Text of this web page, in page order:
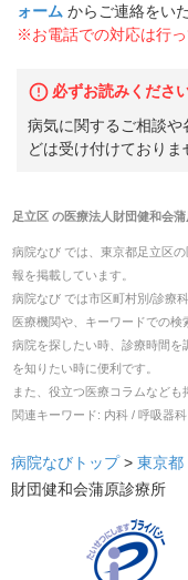
ォーム からご連絡をい
※お電話での対応は行
必ずお読みくださ
病気に関するご相談
どは受け付けておりま
足立区の医療法人財団健和会
病院なび では、 東京都足立区の
報を掲載しています。
病院なび では市区町村別/診療
医療機関や、キーワードでの検
病院を探したい時、診療時間を
を知りたい時に便利です。
また、役立つ医療コラムなども
関連キーワード: 内科 / 呼吸器
病院なびトップ> 東京都
財団健和会蒲原診療所